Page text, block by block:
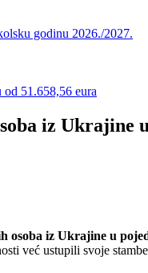
godinu 2026./2027.
51.658,56 eura
iz Ukrajine
osoba iz Ukrajine u
već ustupili svoje